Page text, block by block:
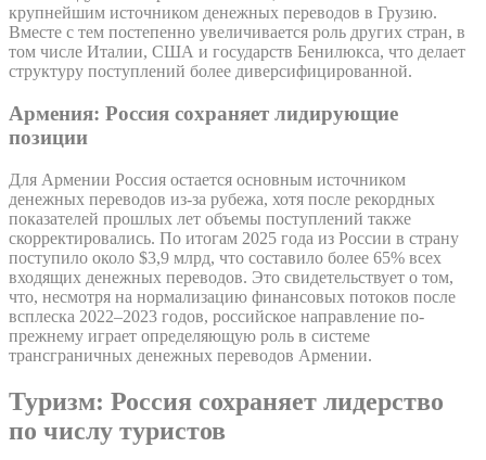
крупнейшим источником денежных переводов в Грузию.
Вместе с тем постепенно увеличивается роль других стран, в
том числе Италии, США и государств Бенилюкса, что делает
структуру поступлений более диверсифицированной.
Армения: Россия сохраняет лидирующие
позиции
Для Армении Россия остается основным источником
денежных переводов из-за рубежа, хотя после рекордных
показателей прошлых лет объемы поступлений также
скорректировались. По итогам 2025 года из России в страну
поступило около $3,9 млрд, что составило более 65% всех
входящих денежных переводов. Это свидетельствует о том,
что, несмотря на нормализацию финансовых потоков после
всплеска 2022–2023 годов, российское направление по-
прежнему играет определяющую роль в системе
трансграничных денежных переводов Армении.
Туризм: Россия сохраняет лидерство
по числу туристов